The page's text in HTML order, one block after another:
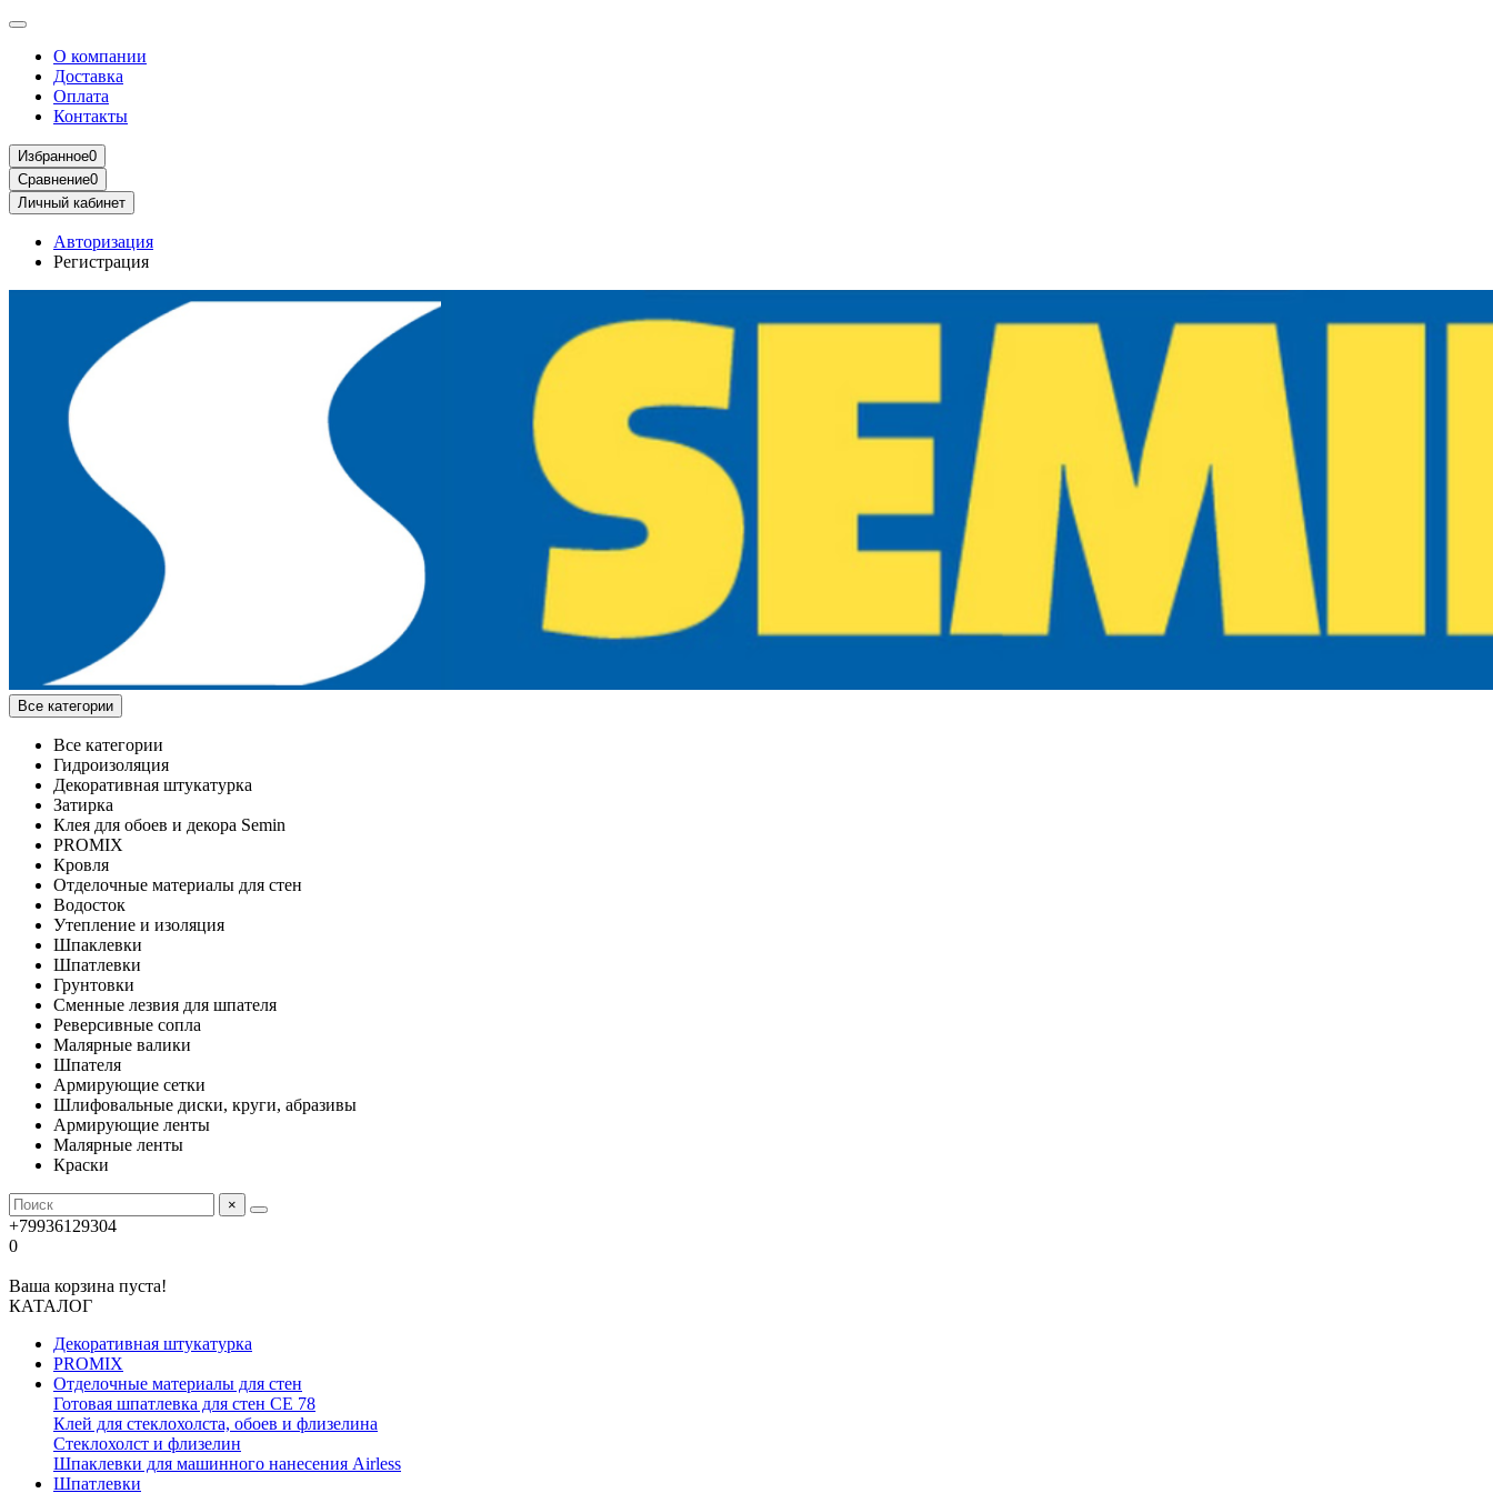
О компании
Доставка
Оплата
Контакты
Избранное0
Сравнение0
Личный кабинет
Авторизация
Регистрация
Все категории
Все категории
Гидроизоляция
Декоративная штукатурка
Затирка
Клея для обоев и декора Semin
PROMIX
Кровля
Отделочные материалы для стен
Водосток
Утепление и изоляция
Шпаклевки
Шпатлевки
Грунтовки
Сменные лезвия для шпателя
Реверсивные сопла
Малярные валики
Шпателя
Армирующие сетки
Шлифовальные диски, круги, абразивы
Армирующие ленты
Малярные ленты
Краски
×
+79936129304
0
Ваша корзина пуста!
КАТАЛОГ
Декоративная штукатурка
PROMIX
Отделочные материалы для стен
Готовая шпатлевка для стен CE 78
Клей для стеклохолста, обоев и флизелина
Стеклохолст и флизелин
Шпаклевки для машинного нанесения Airless
Шпатлевки